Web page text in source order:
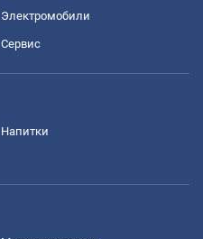
Электромобили
Сервис
Напитки